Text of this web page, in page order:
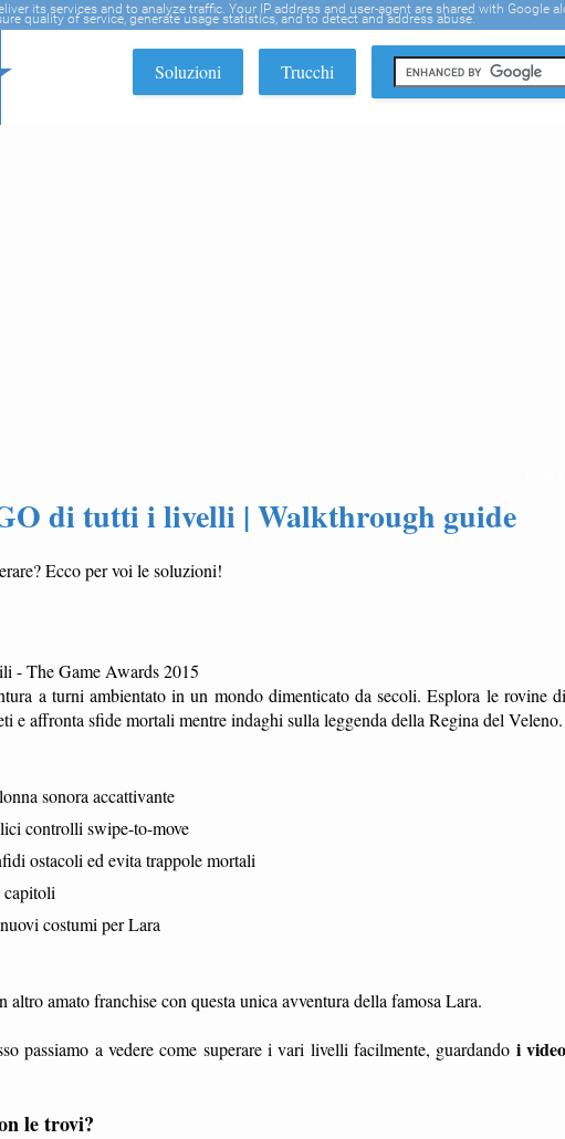
Soluzioni Trucchi
di tutti i livelli | Walkthrough guide
Ecco per voi le soluzioni!
- The Game Awards 2015
a turni ambientato in un mondo dimenticato da secoli. Esplora le rovine di
e affronta sfide mortali mentre indaghi sulla leggenda della Regina del Veleno.
sonora accattivante
controlli swipe-to-move
ostacoli ed evita trappole mortali
costumi per Lara
amato franchise con questa unica avventura della famosa Lara.
passiamo a vedere come superare i vari livelli facilmente, guardando i video
le trovi?
its services and to analyze traffic. Your IP address and user-agent are shared with Google
quality of service, generate usage statistics, and to detect and address abuse.